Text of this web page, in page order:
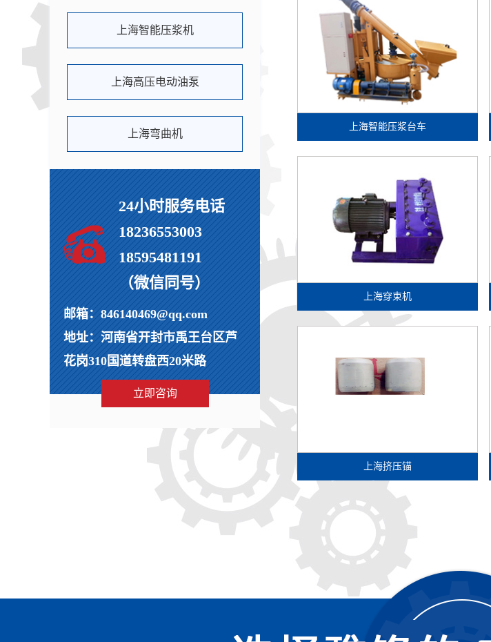
上海智能压浆机
上海高压电动油泵
上海弯曲机
24小时服务电话
18236553003
18595481191
（微信同号）
邮箱：846140469@qq.com
地址：河南省开封市禹王台区芦
花岗310国道转盘西20米路
立即咨询
上海智能压浆台车
上海穿束机
上海挤压锚